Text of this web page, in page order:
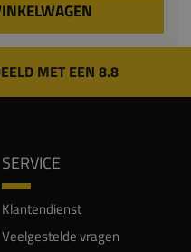
MET EEN 8.8
SERVICE
Klantendienst
Veelgestelde vragen